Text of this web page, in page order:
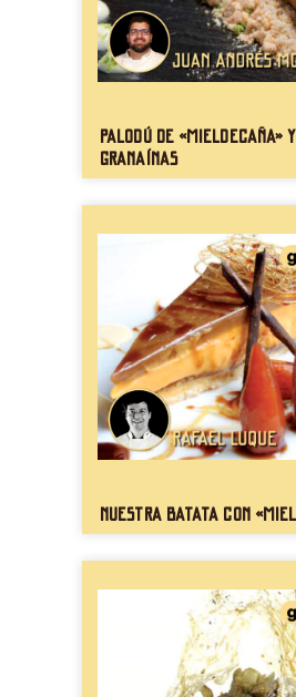
Palodú de «mieldecaña»
granaínas
Nuestra batata con